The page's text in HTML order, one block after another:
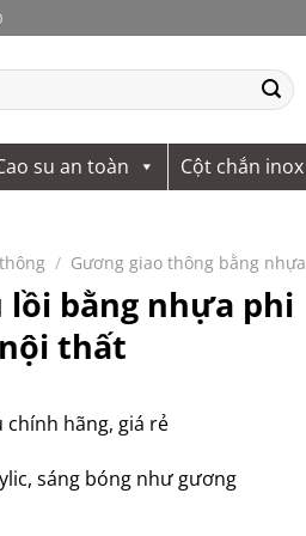
su an toàn Cột chắn inox
/ Gương giao thông bằng nhựa
lồi bằng nhựa phi
thất
chính hãng, giá rẻ
sáng bóng như gương